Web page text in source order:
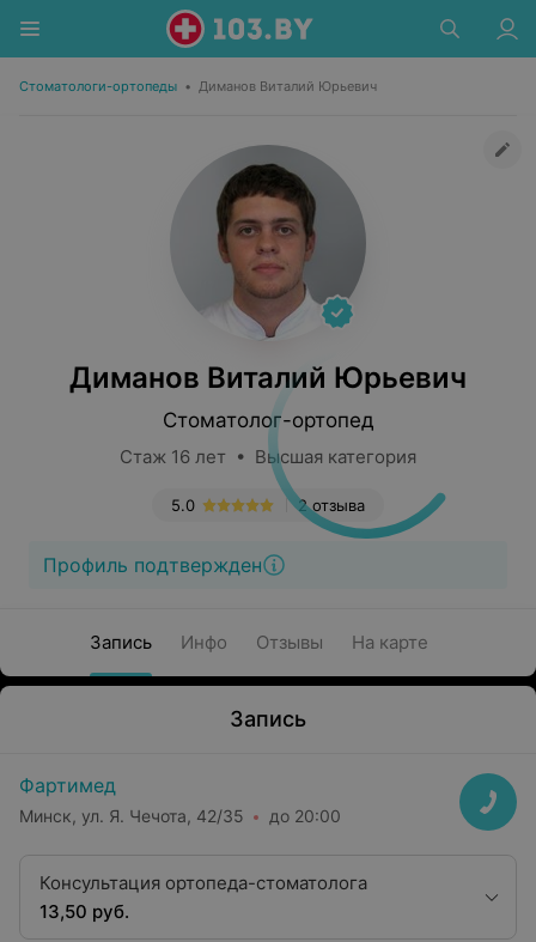
Стоматологи-ортопеды • Диманов Виталий Юрьевич
Диманов Виталий Юрьевич
Стоматолог-ортопед
Стаж 16 лет • Высшая категория
2 отзыва
5.0
Профиль подтвержден
Запись Инфо Отзывы На карте
Запись
Фартимед
Минск, ул. Я. Чечота, 42/35 до 20:00
Консультация ортопеда-стоматолога
13,50 руб.